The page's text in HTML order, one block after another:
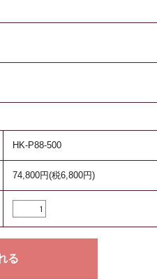
HK-P88-500
74,800円(税6,800円)